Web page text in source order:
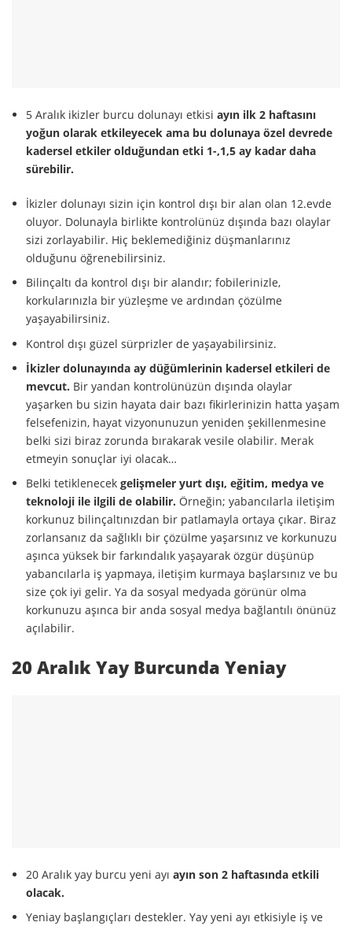
5 Aralık ikizler burcu dolunayı etkisiayın ilk 2 haftasını
yoğun olarak etkileyecek ama bu dolunaya özel devrede
kadersel etkiler olduğundanetki 1-,1,5 ay kadar daha
sürebilir.
İkizler dolunayı sizin için kontrol dışı bir alan olan 12.evde
oluyor. Dolunayla birlikte kontrolünüz dışında bazı olaylar
sizi zorlayabilir. Hiç beklemediğiniz düşmanlarınız
olduğunu öğrenebilirsiniz.
Bilinçaltı da kontrol dışı bir alandır; fobilerinizle,
korkularınızla bir yüzleşme ve ardından çözülme
yaşayabilirsiniz.
Kontrol dışı güzel sürprizler de yaşayabilirsiniz.
İkizler dolunayında ay düğümlerinin kadersel etkileri de
mevcut. Bir yandan kontrolünüzün dışında olaylar
yaşarken bu sizin hayata dair bazı fikirlerinizin hatta yaşam
felsefenizin, hayat vizyonunuzun yeniden şekillenmesine
belki sizi biraz zorunda bırakarak vesile olabilir. Merak
etmeyin sonuçlar iyi olacak…
Belki tetiklenecekgelişmeler yurt dışı, eğitim, medya ve
teknoloji ile ilgili de olabilir. Örneğin; yabancılarla iletişim
korkunuz bilinçaltınızdan bir patlamayla ortaya çıkar. Biraz
zorlansanız da sağlıklı bir çözülme yaşarsınız ve korkunuzu
aşınca yüksek bir farkındalık yaşayarak özgür düşünüp
yabancılarla iş yapmaya, iletişim kurmaya başlarsınız ve bu
size çok iyi gelir. Ya da sosyal medyada görünür olma
korkunuzu aşınca bir anda sosyal medya bağlantılı önünüz
açılabilir.
20 Aralık Yay Burcunda Yeniay
20 Aralık yay burcu yeni ayıayın son 2 haftasında etkili
olacak.
Yeniay başlangıçları destekler. Yay yeni ayı etkisiyle iş ve